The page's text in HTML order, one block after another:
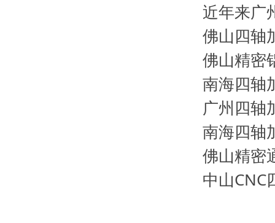
近年来广
佛山四轴
佛山精密
南海四轴
广州四轴
南海四轴
佛山精密
中山CNC